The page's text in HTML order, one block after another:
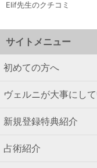
Elif先生のクチコミ
サイトメニュー
初めての方へ
ヴェルニが大事にし
新規登録特典紹介
占術紹介